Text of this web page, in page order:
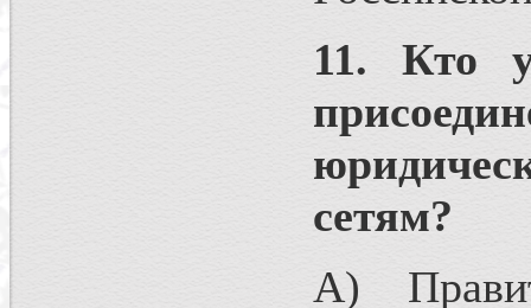
11. Кто
сетям?
А)